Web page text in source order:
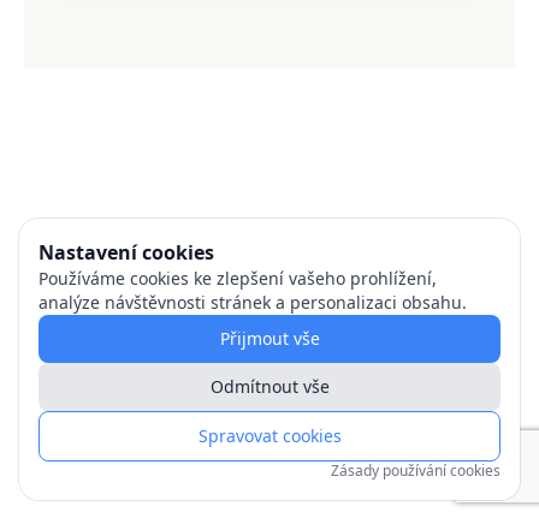
Nastavení cookies
Používáme cookies ke zlepšení vašeho prohlížení,
analýze návštěvnosti stránek a personalizaci obsahu.
Přijmout vše
Odmítnout vše
Spravovat cookies
Zásady používání cookies